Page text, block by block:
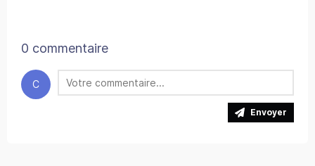
0 commentaire
C
Envoyer